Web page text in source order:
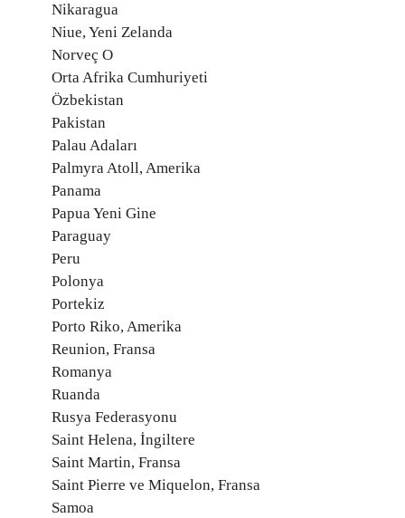
Nikaragua
Niue, Yeni Zelanda
Norveç O
Orta Afrika Cumhuriyeti
Özbekistan
Pakistan
Palau Adaları
Palmyra Atoll, Amerika
Panama
Papua Yeni Gine
Paraguay
Peru
Polonya
Portekiz
Porto Riko, Amerika
Reunion, Fransa
Romanya
Ruanda
Rusya Federasyonu
Saint Helena, İngiltere
Saint Martin, Fransa
Saint Pierre ve Miquelon, Fransa
Samoa